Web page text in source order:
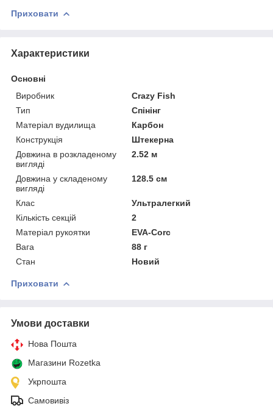
Приховати
Характеристики
Основні
Виробник
Crazy Fish
Тип
Спінінг
Матеріал вудилища
Карбон
Конструкція
Штекерна
Довжина в розкладеному
вигляді
2.52 м
Довжина у складеному
вигляді
128.5 см
Клас
Ультралегкий
Кількість секцій
2
Матеріал рукоятки
EVA-Corc
Вага
88 г
Стан
Новий
Приховати
Умови доставки
Нова Пошта
Магазини Rozetka
Укрпошта
Самовивіз